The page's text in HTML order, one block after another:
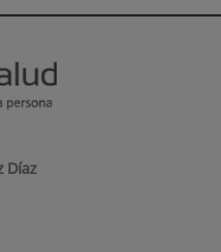
Díaz